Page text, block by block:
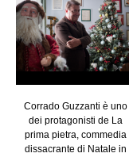
Corrado Guzzanti è uno
dei protagonisti de La
prima pietra, commedia
dissacrante di Natale in